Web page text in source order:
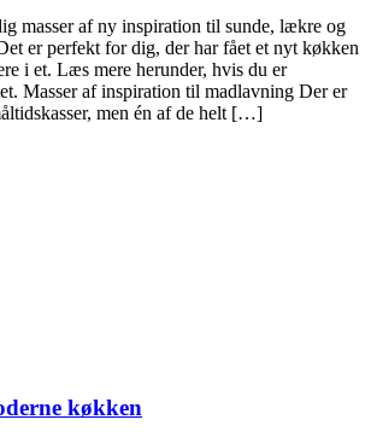
masser af ny inspiration til sunde, lækre og
er perfekt for dig, der har fået et nyt køkken
i et. Læs mere herunder, hvis du er
Masser af inspiration til madlavning Der er
men én af de helt […]
køkken